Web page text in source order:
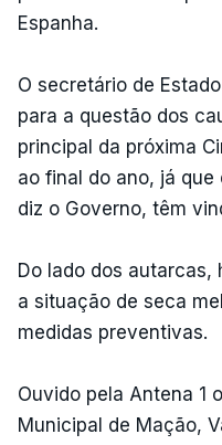
Espanha.
O secretário de
para a questão dos
principal da próxima
ao final do ano, já que
diz o Governo, têm
Do lado dos autarcas,
a situação de seca
medidas preventivas.
Ouvido pela Antena 1
Municipal de Mação,